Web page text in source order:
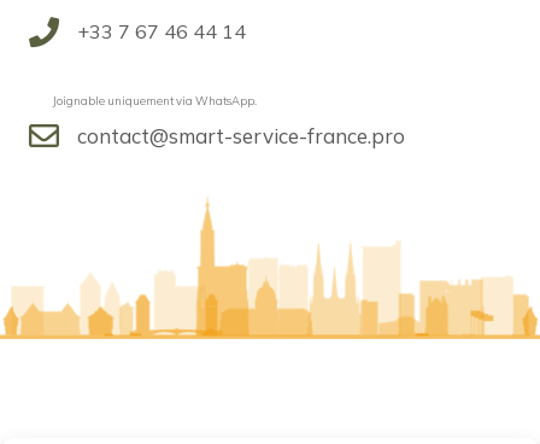
+33 7 67 46 44 14
Joignable uniquement via WhatsApp.
contact@smart-service-france.pro